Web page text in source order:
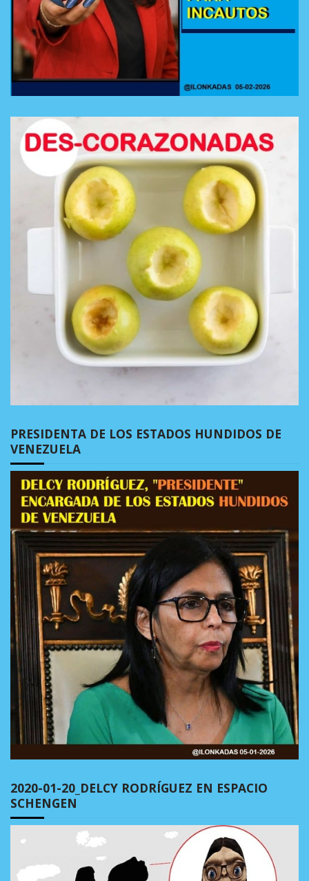
PRESIDENTA DE LOS ESTADOS HUNDIDOS DE
VENEZUELA
2020-01-20_DELCY RODRÍGUEZ EN ESPACIO
SCHENGEN